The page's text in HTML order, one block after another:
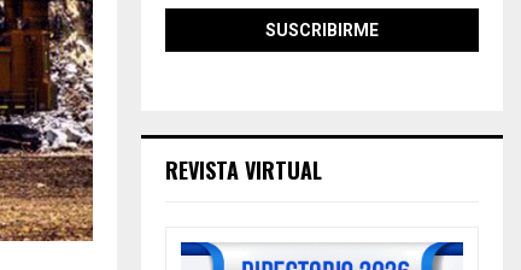
REVISTA VIRTUAL